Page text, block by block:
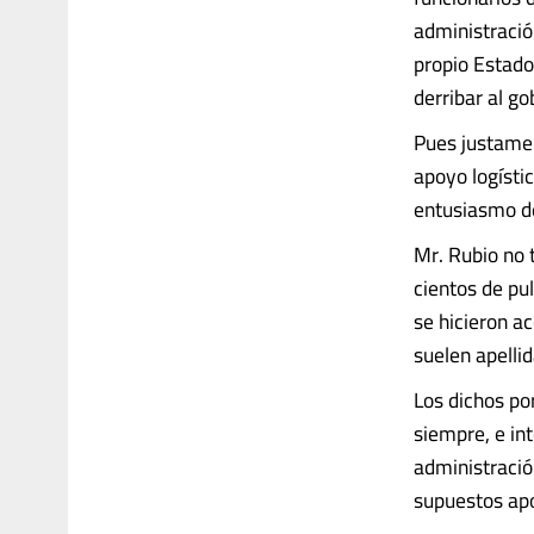
propio
derribar al
Pues
apoyo
entusiasmo
Mr. Rubio
cientos de
se hicieron
suelen
Los dichos
siempre, e
supuestos